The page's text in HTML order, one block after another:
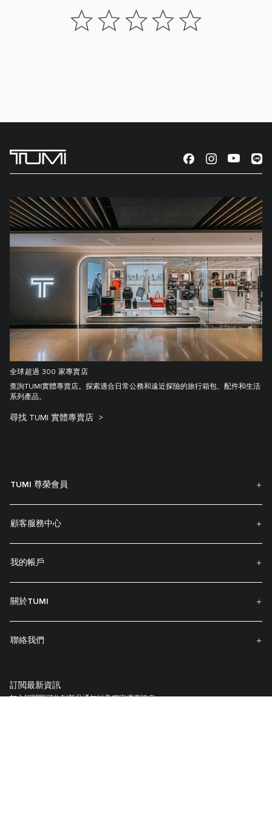
全球超過 300 家專賣店
查詢TUMI實體專賣店。探索適合日常公務和遠近探險的旅行箱包、配件和生活
系列產品。
尋找 TUMI 實體專賣店
TUMI 尊榮會員
顧客服務中心
我的帳戶
關於TUMI
聯絡我們
訂閲最新資訊
加入訂閱即可收到新品通知以及獨家優惠訊息。